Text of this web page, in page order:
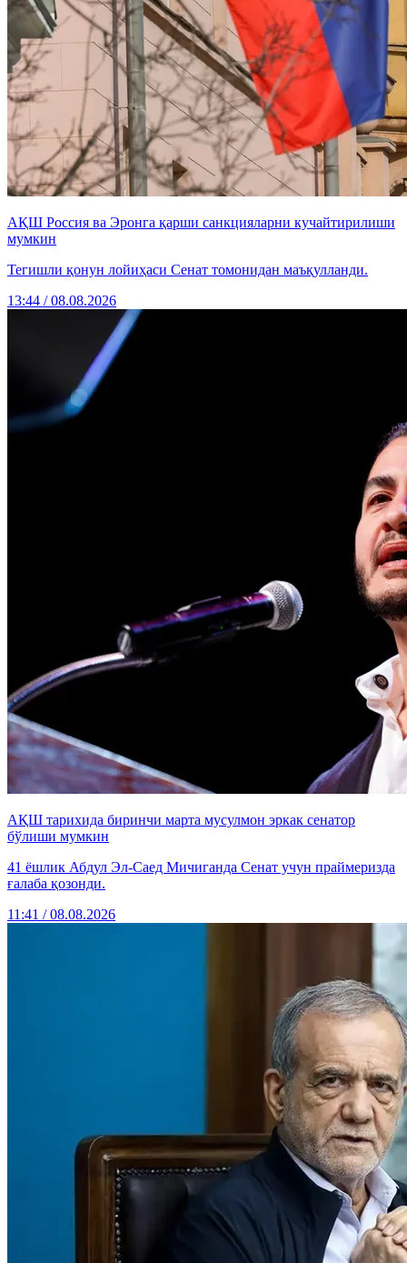
АҚШ Россия ва Эронга қарши санкцияларни кучайтирилиши
мумкин
Тегишли қонун лойиҳаси Сенат томонидан маъқулланди.
13:44 / 08.08.2026
АҚШ тарихида биринчи марта мусулмон эркак сенатор
бўлиши мумкин
41 ёшлик Абдул Эл-Саед Мичиганда Сенат учун праймеризда
ғалаба қозонди.
11:41 / 08.08.2026